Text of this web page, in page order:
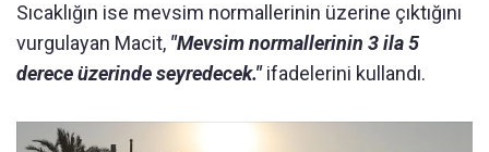
Sıcaklığın ise mevsim normallerinin üzerine çıktığını
vurgulayan Macit, "Mevsim normallerinin 3 ila 5
derece üzerinde seyredecek."ifadelerini kullandı.